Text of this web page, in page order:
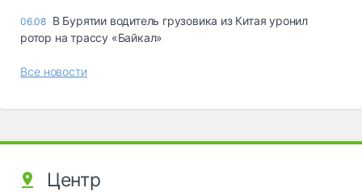
06.08 В Бурятии водитель грузовика из Китая уронил
ротор на трассу «Байкал»
Все новости
Центр